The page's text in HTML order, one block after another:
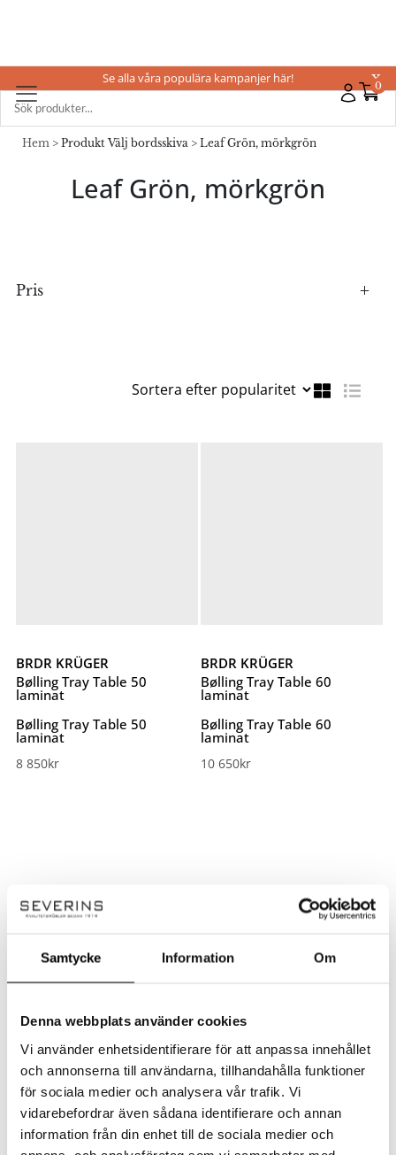
Samtycke Information Om
Denna webbplats använder cookies
Vi använder enhetsidentifierare för att anpassa innehållet
och annonserna till användarna, tillhandahålla funktioner
för sociala medier och analysera vår trafik. Vi
vidarebefordrar även sådana identifierare och annan
information från din enhet till de sociala medier och
0
Se alla våra populära kampanjer här! X
Hem > Produkt Välj bordsskiva > Leaf Grön, mörkgrön
Leaf Grön, mörkgrön
Pris
BRDR KRÜGER
Bølling Tray Table 50
laminat
Bølling Tray Table 50
laminat
8 850kr
BRDR KRÜGER
Bølling Tray Table 60
laminat
Bølling Tray Table 60
laminat
10 650kr
På Severins får du alltid 10% rabatt på ordinarie priser som ny kund.
Rabatten dras automatiskt i kassan – inga koder behövs.
✔ Ingen rabattkod behövs
✔ Gäller på ordinarie priser
Observera!
Kan ej kombineras med andra erbjudanden eller redan nedsatta priser. Vissa
kategorier och varumärken är exkluderade. Se alla villkorhär!